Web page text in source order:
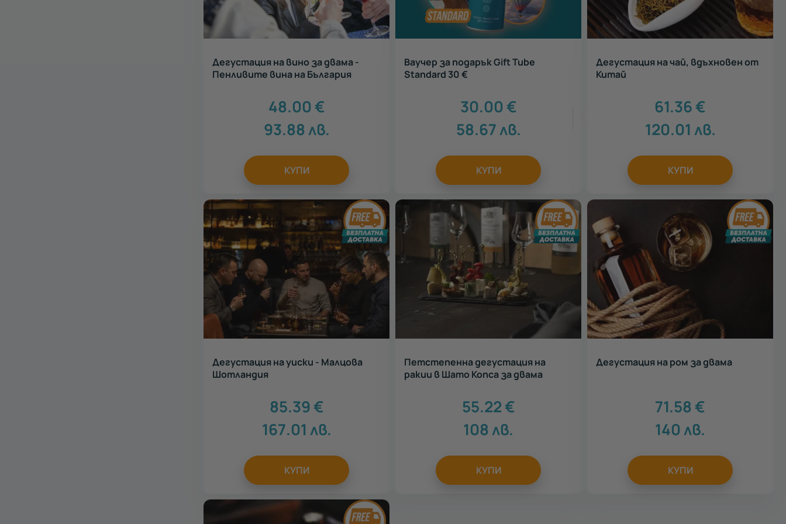
Дегустация на вино за двама -
Пенливите вина на България
48.00€
93.88лв.
КУПИ
Ваучер за подарък Gift Tube
Standard 30 €
30.00€
58.67лв.
КУПИ
Дегустация на чай, вдъхновен от
Китай
61.36€
120.01 лв.
КУПИ
Дегустация на уиски - Малцова
Шотландия
85.39€
167.01 лв.
КУПИ
Петстепенна дегустация на
ракии в Шато Копса за двама
55.22€
108лв.
КУПИ
Дегустация на ром за двама
71.58€
140лв.
КУПИ